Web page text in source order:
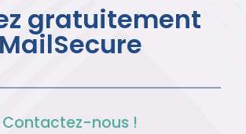
gratuitement
MailSecure
Contactez-nous !